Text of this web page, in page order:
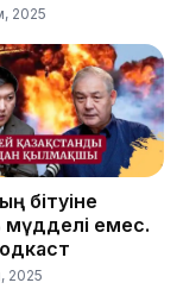
2025
бітуіне
емес.
2025